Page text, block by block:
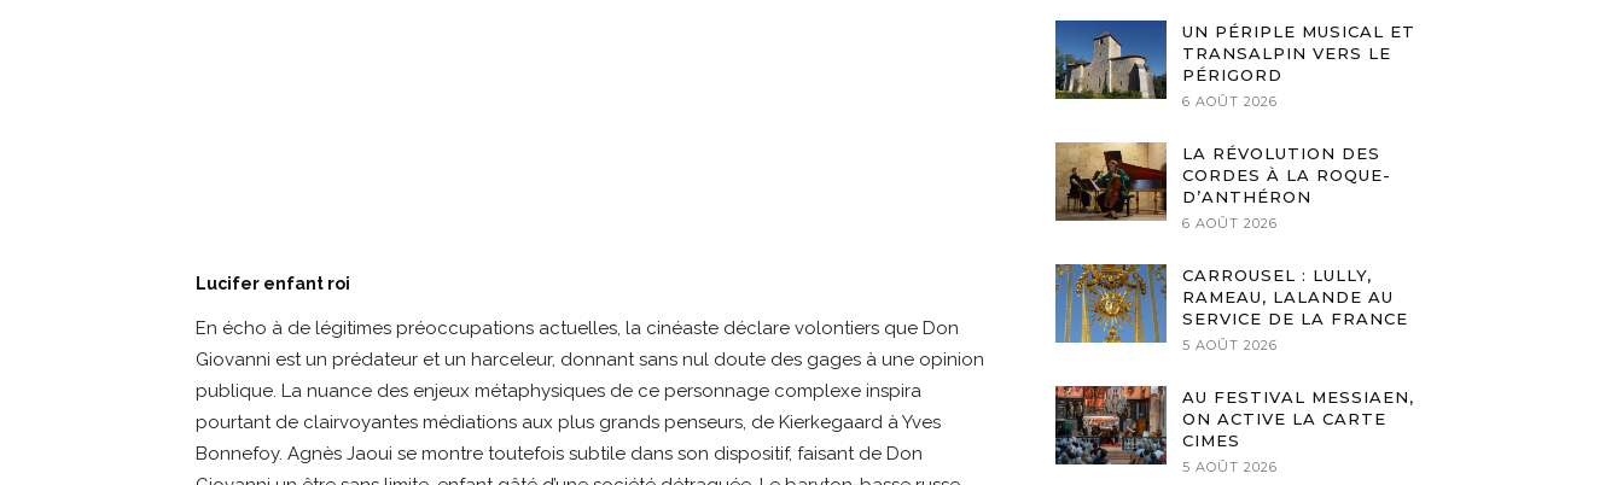
Lucifer enfant roi
En écho à de légitimes préoccupations actuelles, la cinéaste déclare volontiers que Don
Giovanni est un prédateur et un harceleur, donnant sans nul doute des gages à une opinion
publique. La nuance des enjeux métaphysiques de ce personnage complexe inspira
pourtant de clairvoyantes médiations aux plus grands penseurs, de Kierkegaard à Yves
Bonnefoy. Agnès Jaoui se montre toutefois subtile dans son dispositif, faisant de Don
UN PÉRIPLE MUSICAL ET
TRANSALPIN VERS LE
PÉRIGORD
6 AOÛT 2026
LA RÉVOLUTION DES
CORDES À LA ROQUE-
D’ANTHÉRON
6 AOÛT 2026
CARROUSEL : LULLY,
RAMEAU, LALANDE AU
SERVICE DE LA FRANCE
5 AOÛT 2026
AU FESTIVAL MESSIAEN,
ON ACTIVE LA CARTE
CIMES
5 AOÛT 2026